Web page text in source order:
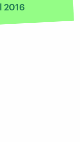
2016